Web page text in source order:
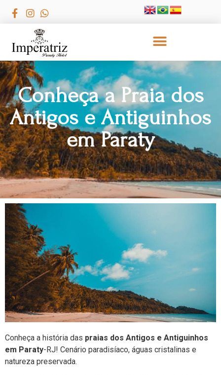
Conheça a Praia dos
Antigos e Antiguinhos
em Paraty
Conheça a história das praias dos Antigos e Antiguinhos
em Paraty-RJ! Cenário paradisíaco, águas cristalinas e
natureza preservada.